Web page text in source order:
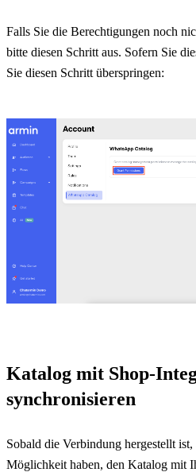
Falls Sie die Berechtigungen noch
bitte diesen Schritt aus. Sofern Sie
Sie diesen Schritt überspringen:
Katalog mit Shop-
synchronisieren
Sobald die Verbindung hergestellt
Möglichkeit haben, den Katalog mit